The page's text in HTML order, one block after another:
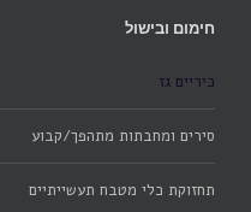
חימום ובישול
כיריים גז
סירים ומחבתות מתהפך/קבוע
תחזוקת כלי מטבח תעשייתיים